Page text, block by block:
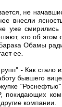
не
внесли
уже
кто об этом
Обамы
ее.
- Как стало
бывшего
покидающих
компании.